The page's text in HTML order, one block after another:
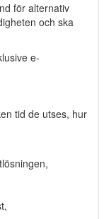
för alternativ
och ska
e-
tid de utses, hur